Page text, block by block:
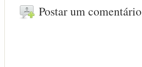
Postar um comentário